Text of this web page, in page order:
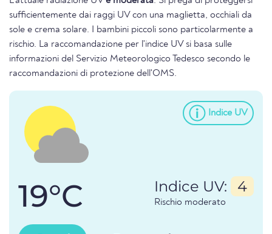
sufficientemente dai raggi UV con una maglietta, occhiali da
sole e crema solare. I bambini piccoli sono particolarmente a
rischio. La raccomandazione per l'indice UV si basa sulle
informazioni del Servizio Meteorologico Tedesco secondo le
raccomandazioni di protezione dell'OMS.
Indice UV
19°C Indice UV: 4
Rischio moderato